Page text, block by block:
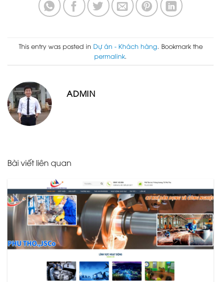
This entry was posted in Dự án - Khách hàng. Bookmark the
permalink.
ADMIN
Bài viết liên quan